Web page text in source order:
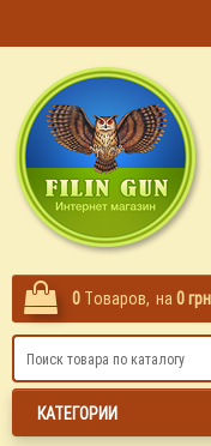
0 Tоваров, на 0 грн
КАТЕГОРИИ